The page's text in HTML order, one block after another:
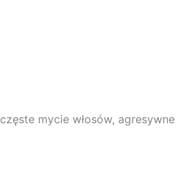
mycie włosów, agresywne